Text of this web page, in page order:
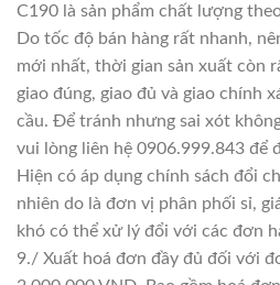
C190 là sản phẩm chất lượng
Do tốc độ bán hàng rất nhanh,
mới nhất, thời gian sản xuất còn
giao đúng, giao đủ và giao chính
cầu. Để tránh nhưng sai xót
vui lòng liên hệ 0906.999.843 để
Hiện có áp dụng chính sách đổi
nhiên do là đơn vị phân phối sỉ,
khó có thể xử lý đổi với các đơn
9./ Xuất hoá đơn đầy đủ đối với